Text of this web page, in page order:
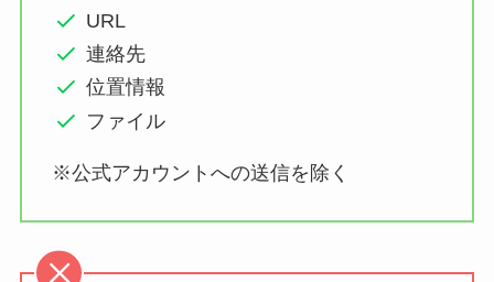
URL
連絡先
位置情報
ファイル
※公式アカウントへの送信を除く